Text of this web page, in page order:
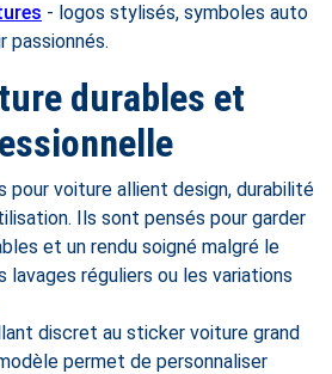
- logos stylisés, symboles auto
passionnés.
durables et
pour voiture allient design, durabilité
Ils sont pensés pour garder
et un rendu soigné malgré le
lavages réguliers ou les variations
discret au sticker voiture grand
permet de personnaliser